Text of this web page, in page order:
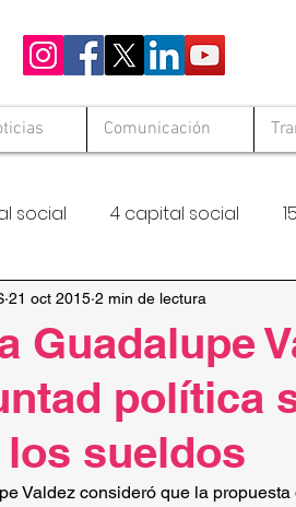
Comunicación
social 4 capital social
Solid Hambre Cero
Guadalupe
política
sueldos
21 oct 2015 2 min de lectura
Valdez consideró que la